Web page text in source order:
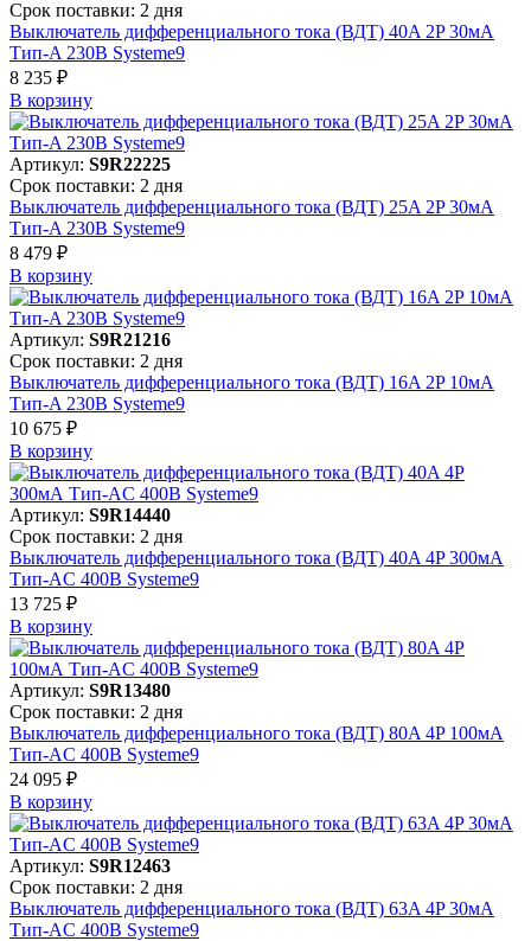
Срок поставки: 2 дня
Выключатель дифференциального тока (ВДТ) 40A 2P 30мА
Тип-A 230В Systeme9
8 235 ₽
В корзинy
Артикул: S9R22225
Срок поставки: 2 дня
Выключатель дифференциального тока (ВДТ) 25A 2P 30мА
Тип-A 230В Systeme9
8 479 ₽
В корзинy
Артикул: S9R21216
Срок поставки: 2 дня
Выключатель дифференциального тока (ВДТ) 16A 2P 10мА
Тип-A 230В Systeme9
10 675 ₽
В корзинy
Артикул: S9R14440
Срок поставки: 2 дня
Выключатель дифференциального тока (ВДТ) 40A 4P 300мА
Тип-AC 400В Systeme9
13 725 ₽
В корзинy
Артикул: S9R13480
Срок поставки: 2 дня
Выключатель дифференциального тока (ВДТ) 80A 4P 100мА
Тип-AC 400В Systeme9
24 095 ₽
В корзинy
Артикул: S9R12463
Срок поставки: 2 дня
Выключатель дифференциального тока (ВДТ) 63A 4P 30мА
Тип-AC 400В Systeme9